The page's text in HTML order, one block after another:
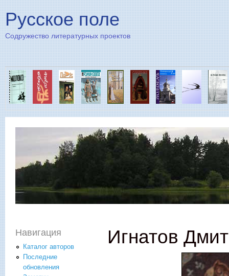
Русское поле
Содружество литературных проектов
Игнатов
Навигация
Каталог авторов
Последние
обновления